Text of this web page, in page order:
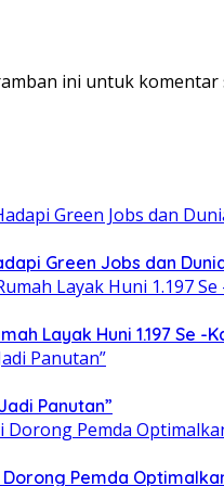
ini untuk
Green Jobs dan
Layak Huni 1.197 Se
Panutan”
Pemda